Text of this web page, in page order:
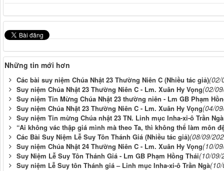
Những tin mới hơn
Các bài suy niệm Chúa Nhật 23 Thường Niên C (Nhiều tác giả)(02/
Suy niệm Chúa Nhật 23 Thường Niên C - Lm. Xuân Hy Vọng(02/
Suy niệm Tin Mừng Chúa Nhật 23 thường niên - Lm GB Phạm
Suy niệm Chúa Nhật 23 Thường Niên C - Lm. Xuân Hy Vọng(04/
Suy niệm Tin mừng Chúa nhật 23 TN. Linh mục Inha-xi-ô Trần Ngà
“Ai không vác thập giá mình mà theo Ta, thì không thể làm môn
Các Bài Suy Niệm Lễ Suy Tôn Thánh Giá (Nhiều tác giả)(08/09/
Suy niệm Chúa Nhật 24 Thường Niên C - Lm. Xuân Hy Vọng(10/
Suy Niệm Lễ Suy Tôn Thánh Giá - Lm GB Phạm Hồng Thái(10/09/
Suy niệm Lễ Suy tôn Thánh giá – Linh mục Inha-xi-ô Trần Ngà